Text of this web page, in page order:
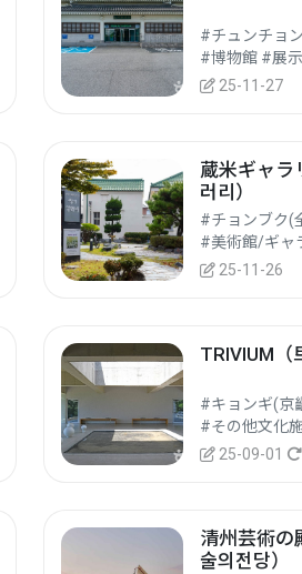
#博物館 #展
25-11-27
蔵米ギャラ
러리）
25-11-26
TRIVIUM（
25-09-01
清州芸術の
술의전당）